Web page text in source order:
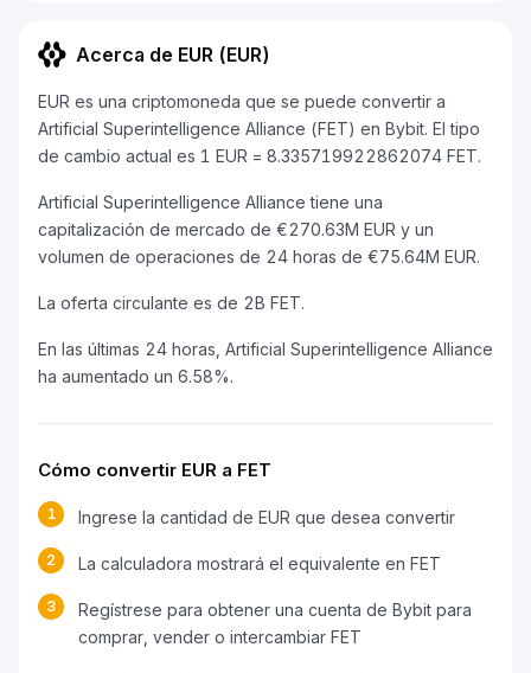
Acerca de EUR (EUR)
EUR es una criptomoneda que se puede convertir a
Artificial Superintelligence Alliance (FET) en Bybit. El tipo
de cambio actual es 1 EUR = 8.335719922862074 FET.
Artificial Superintelligence Alliance tiene una
capitalización de mercado de €270.63M EUR y un
volumen de operaciones de 24 horas de €75.64M EUR.
La oferta circulante es de 2B FET.
En las últimas 24 horas, Artificial Superintelligence Alliance
ha aumentado un 6.58%.
Cómo convertir EUR a FET
1 Ingrese la cantidad de EUR que desea convertir
2 La calculadora mostrará el equivalente en FET
3
Regístrese para obtener una cuenta de Bybit para
comprar, vender o intercambiar FET